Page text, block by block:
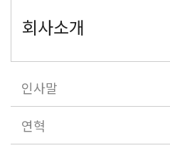
회사소개
인사말
연혁